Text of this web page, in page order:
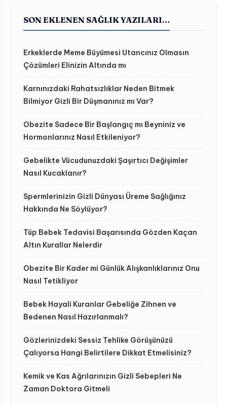
SON EKLENEN SAĞLIK YAZILARI…
Erkeklerde Meme Büyümesi Utancınız Olmasın
Çözümleri Elinizin Altında mı
Karnınızdaki Rahatsızlıklar Neden Bitmek
Bilmiyor Gizli Bir Düşmanınız mı Var?
Obezite Sadece Bir Başlangıç mı Beyniniz ve
Hormonlarınız Nasıl Etkileniyor?
Gebelikte Vücudunuzdaki Şaşırtıcı Değişimler
Nasıl Kucaklanır?
Spermlerinizin Gizli Dünyası Üreme Sağlığınız
Hakkında Ne Söylüyor?
Tüp Bebek Tedavisi Başarısında Gözden Kaçan
Altın Kurallar Nelerdir
Obezite Bir Kader mi Günlük Alışkanlıklarınız Onu
Nasıl Tetikliyor
Bebek Hayali Kuranlar Gebeliğe Zihnen ve
Bedenen Nasıl Hazırlanmalı?
Gözlerinizdeki Sessiz Tehlike Görüşünüzü
Çalıyorsa Hangi Belirtilere Dikkat Etmelisiniz?
Kemik ve Kas Ağrılarınızın Gizli Sebepleri Ne
Zaman Doktora Gitmeli